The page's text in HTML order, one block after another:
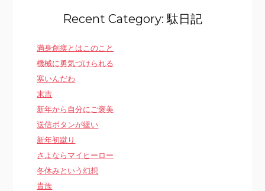
Recent Category: 駄日記
満身創痍とはこのこと
機械に勇気づけられる
寒いんだわ
末吉
新年から自分にご褒美
送信ボタンが緩い
新年初蹴り
さよならマイヒーロー
冬休みという幻想
貴族